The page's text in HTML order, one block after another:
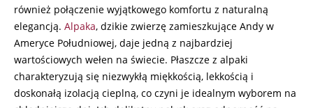
również połączenie wyjątkowego komfortu z naturalną
elegancją. Alpaka, dzikie zwierzę zamieszkujące Andy w
Ameryce Południowej, daje jedną z najbardziej
wartościowych wełen na świecie. Płaszcze z alpaki
charakteryzują się niezwykłą miękkością, lekkością i
doskonałą izolacją cieplną, co czyni je idealnym wyborem na